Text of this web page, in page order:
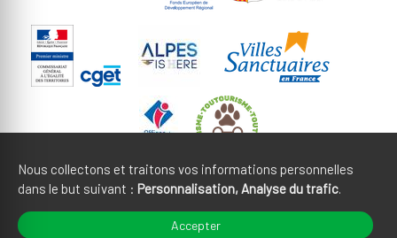
Nous collectons et traitons vos informations personnelles
dans le but suivant : Personnalisation, Analyse du trafic.
Accepter